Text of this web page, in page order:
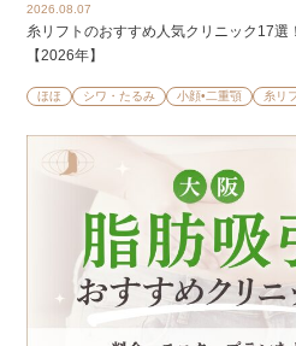
2026.08.07
糸リフトのおすすめ人気クリニック17選
【2026年】
ほほ シワ・たるみ 小顔•二重顎 糸リ